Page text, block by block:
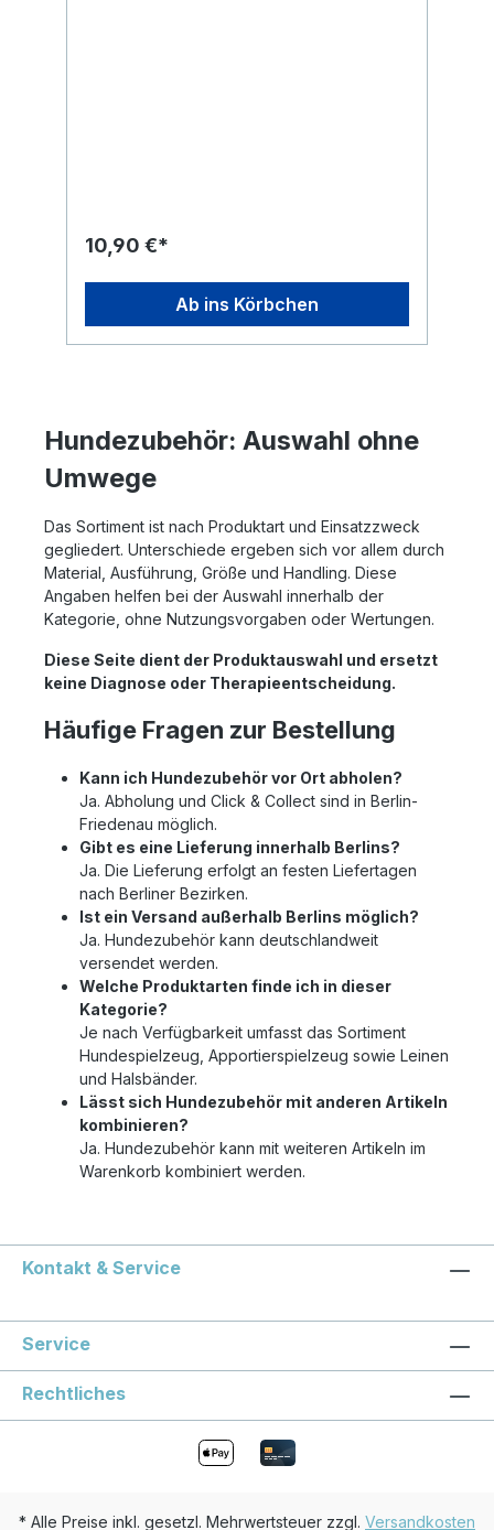
10,90 €*
Ab ins Körbchen
Hundezubehör: Auswahl ohne
Umwege
Das Sortiment ist nach Produktart und Einsatzzweck
gegliedert. Unterschiede ergeben sich vor allem durch
Material, Ausführung, Größe und Handling. Diese
Angaben helfen bei der Auswahl innerhalb der
Kategorie, ohne Nutzungsvorgaben oder Wertungen.
Diese Seite dient der Produktauswahl und ersetzt
keine Diagnose oder Therapieentscheidung.
Häufige Fragen zur Bestellung
Kann ich Hundezubehör vor Ort abholen?
Ja. Abholung und Click & Collect sind in Berlin-
Friedenau möglich.
Gibt es eine Lieferung innerhalb Berlins?
Ja. Die Lieferung erfolgt an festen Liefertagen
nach Berliner Bezirken.
Ist ein Versand außerhalb Berlins möglich?
Ja. Hundezubehör kann deutschlandweit
versendet werden.
Welche Produktarten finde ich in dieser
Kategorie?
Je nach Verfügbarkeit umfasst das Sortiment
Hundespielzeug, Apportierspielzeug sowie Leinen
und Halsbänder.
Lässt sich Hundezubehör mit anderen Artikeln
kombinieren?
Ja. Hundezubehör kann mit weiteren Artikeln im
Warenkorb kombiniert werden.
Kontakt & Service
Service
Rechtliches
* Alle Preise inkl. gesetzl. Mehrwertsteuer zzgl. Versandkosten